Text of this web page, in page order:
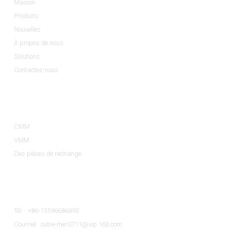
Maison
Produits
Nouvelles
À propos de nous
Solutions
Contactez-nous
CMM
VMM
Des pièces de rechange
Tél. : +86-15596686895
Courriel : outre-mer0711@vip.163.com